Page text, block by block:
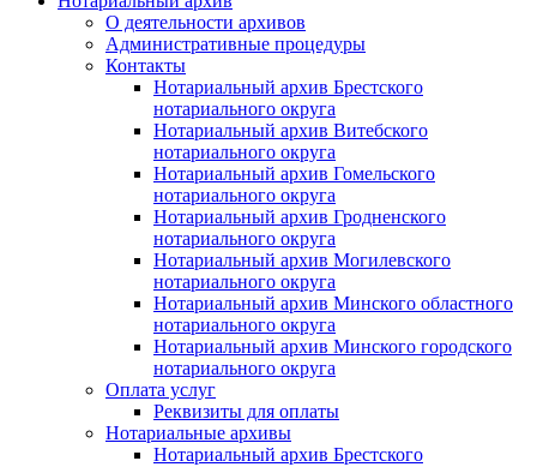
О деятельности архивов
Административные процедуры
Контакты
Нотариальный архив Брестского
нотариального округа
Нотариальный архив Витебского
нотариального округа
Нотариальный архив Гомельского
нотариального округа
Нотариальный архив Гродненского
нотариального округа
Нотариальный архив Могилевского
нотариального округа
Нотариальный архив Минского областного
нотариального округа
Нотариальный архив Минского городского
нотариального округа
Оплата услуг
Реквизиты для оплаты
Нотариальные архивы
Нотариальный архив Брестского